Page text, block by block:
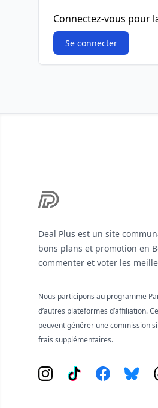
Connectez-vous pour
Se connecter
Deal Plus est un site
bons plans et promotion en
commenter et voter les
Nous participons au programme
d’autres plateformes d’affiliation.
peuvent générer une commission
frais supplémentaires.
Instagram
Tiktok FacebookBluesky